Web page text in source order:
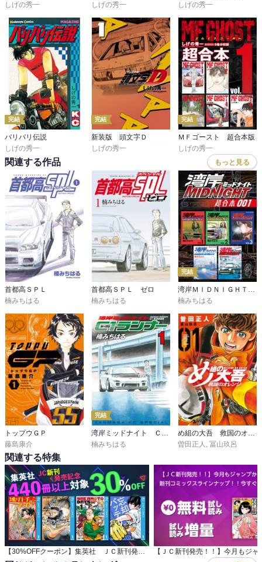
しげの秀一
しげの秀一
しげの秀一
完結
バリバリ伝説
しげの秀一
完結
新装版 頭文字Ｄ
しげの秀一
完結
ＭＦゴースト 超合本版
しげの秀一
関連する作品 もっと見る
首都高ＳＰＬ
楠みちはる
首都高ＳＰＬ ゼロ
楠みちはる
完結
湾岸ＭＩＤＮＩＧＨＴ 超合本版
楠みちはる
トップウＧＰ
藤島康介
完結
楠みちはる
曽田正人
冨山玖呂
関連する特集